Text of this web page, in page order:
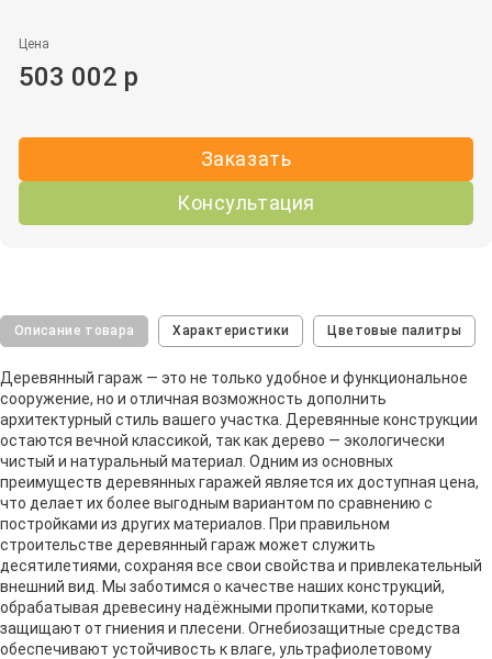
Цена
503 002 р
Заказать
Консультация
Описание товара Характеристики Цветовые палитры
Деревянный гараж — это не только удобное и функциональное
сооружение, но и отличная возможность дополнить
архитектурный стиль вашего участка. Деревянные конструкции
остаются вечной классикой, так как дерево — экологически
чистый и натуральный материал. Одним из основных
преимуществ деревянных гаражей является их доступная цена,
что делает их более выгодным вариантом по сравнению с
постройками из других материалов. При правильном
строительстве деревянный гараж может служить
десятилетиями, сохраняя все свои свойства и привлекательный
внешний вид. Мы заботимся о качестве наших конструкций,
обрабатывая древесину надёжными пропитками, которые
защищают от гниения и плесени. Огнебиозащитные средства
обеспечивают устойчивость к влаге, ультрафиолетовому